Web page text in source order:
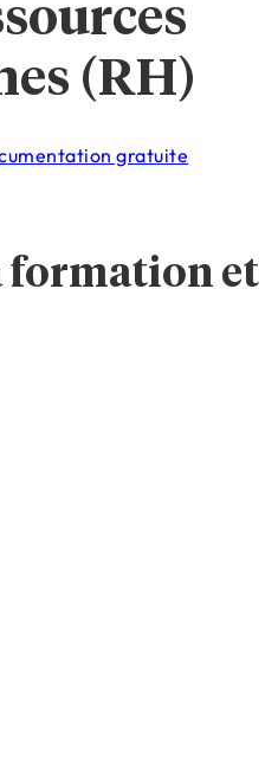
(RH)
gratuite
formation et